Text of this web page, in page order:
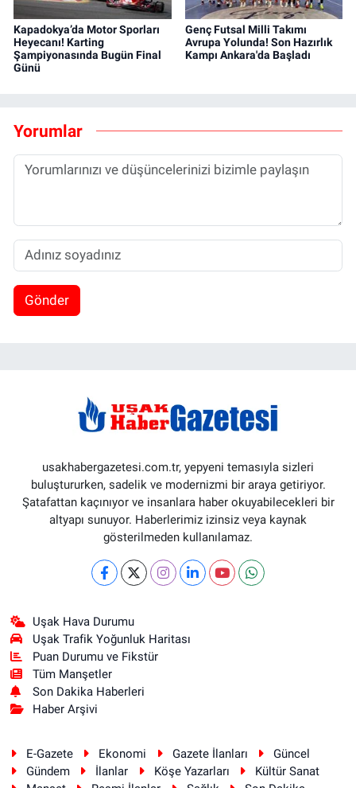
Kapadokya’da Motor Sporları
Heyecanı! Karting
Şampiyonasında Bugün Final
Günü
Genç Futsal Milli Takımı
Avrupa Yolunda! Son Hazırlık
Kampı Ankara'da Başladı
Yorumlar
Gönder
usakhabergazetesi.com.tr, yepyeni temasıyla sizleri
buluştururken, sadelik ve modernizmi bir araya getiriyor.
Şatafattan kaçınıyor ve insanlara haber okuyabilecekleri bir
altyapı sunuyor. Haberlerimiz izinsiz veya kaynak
gösterilmeden kullanılamaz.
Uşak Hava Durumu
Uşak Trafik Yoğunluk Haritası
Puan Durumu ve Fikstür
Tüm Manşetler
Son Dakika Haberleri
Haber Arşivi
E-Gazete Ekonomi Gazete İlanları
Güncel
Gündem
İlanlar Köşe Yazarları
Kültür Sanat